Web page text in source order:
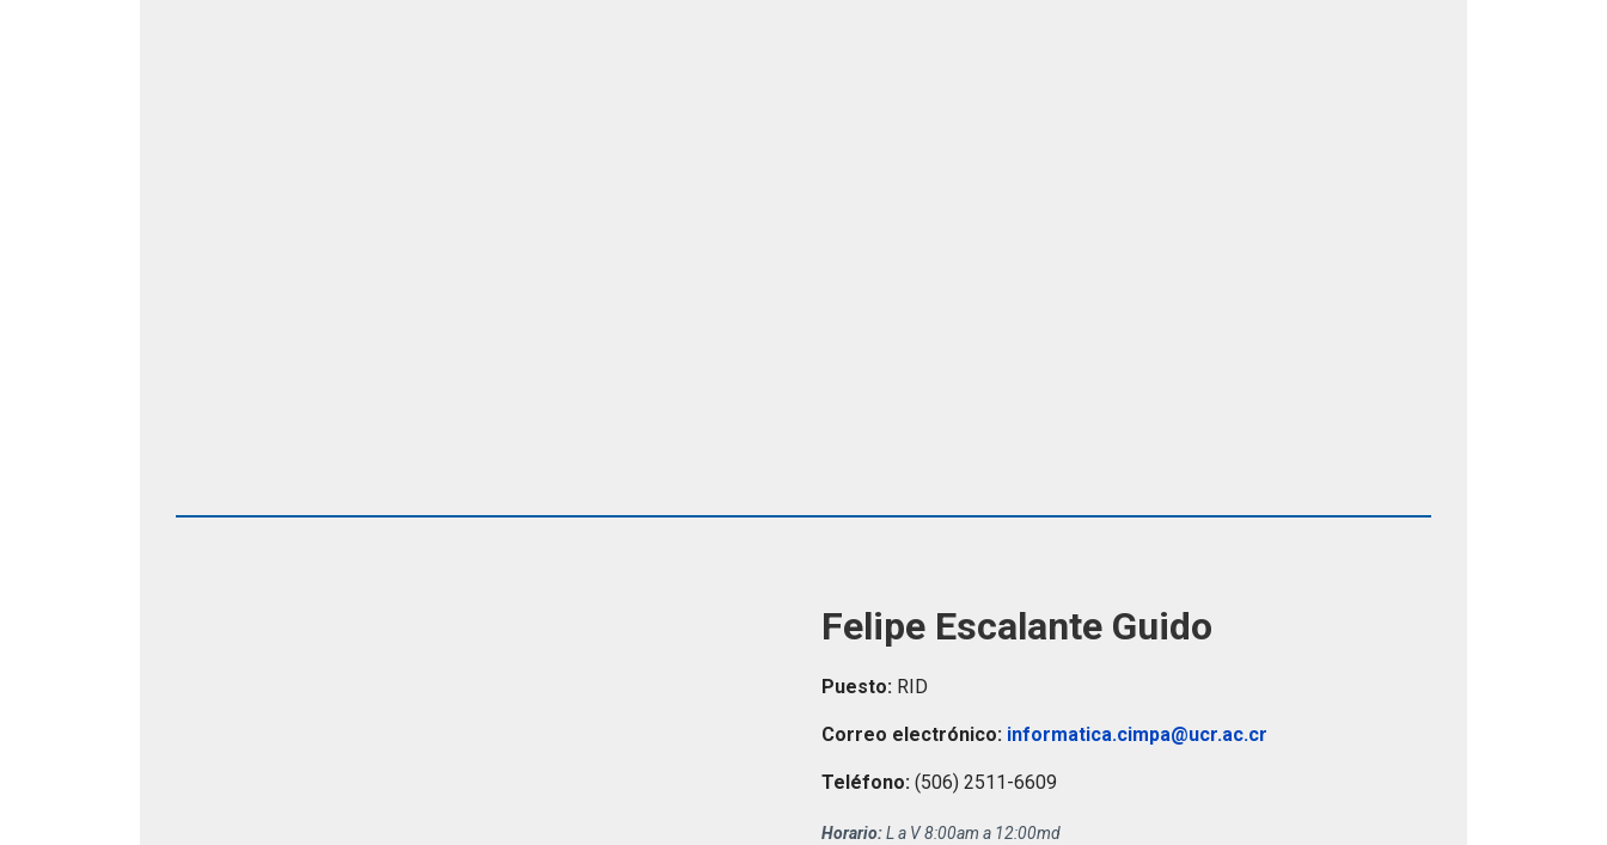
Felipe Escalante Guido
Puesto: RID
Correo electrónico: informatica.cimpa@ucr.ac.cr
Teléfono: (506) 2511-6609
Horario:L a V 8:00am a 12:00md